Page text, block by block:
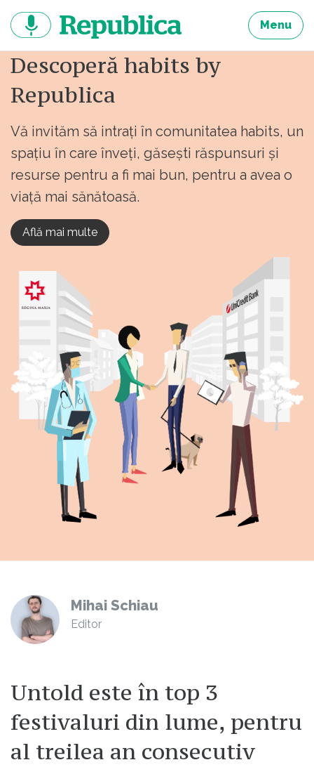
continut
Menu
Descoperă habits by
Republica
Vă invităm să intrați în comunitatea habits, un
spațiu în care înveți, găsești răspunsuri și
resurse pentru a fi mai bun, pentru a avea o
viață mai sănătoasă.
Află mai multe
Mihai Schiau
Editor
Untold este în top 3
festivaluri din lume, pentru
al treilea an consecutiv